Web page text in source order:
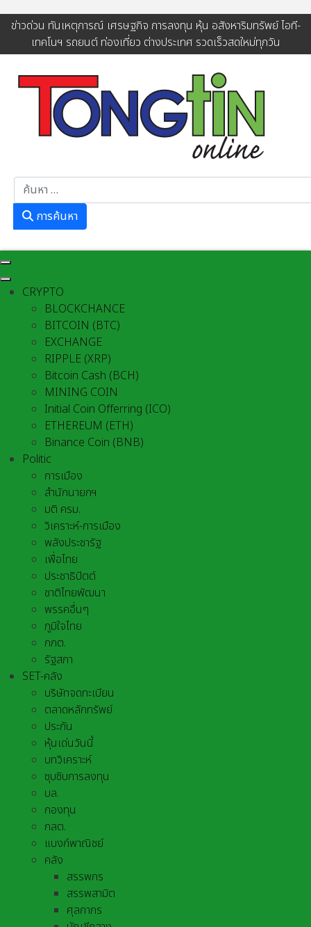
ข่าวด่วน ทันเหตุการณ์ เศรษฐกิจ การลงทุน หุ้น อสังหาริมทรัพย์ ไอที-
เทคโนฯ รถยนต์ ท่องเที่ยว ต่างประเทศ รวดเร็วสดใหม่ทุกวัน
การค้นหา
CRYPTO
BLOCKCHANCE
BITCOIN (BTC)
EXCHANGE
RIPPLE (XRP)
Bitcoin Cash (BCH)
MINING COIN
Initial Coin Offerring (ICO)
ETHEREUM (ETH)
Binance Coin (BNB)
Politic
การเมือง
สำนักนายกฯ
มติ ครม.
วิเคราะห์-การเมือง
พลังประชารัฐ
เพื่อไทย
ประชาธิปัตต์
ชาติไทยพัฒนา
พรรคอื่นๆ
ภูมิใจไทย
กกต.
รัฐสภา
SET-คลัง
บริษัทจดทะเบียน
ตลาดหลักทรัพย์
ประกัน
หุ้นเด่นวันนี้
บทวิเคราะห์
ซุบซิบการลงทุน
บล.
กองทุน
กลต.
แบงก์พาณิชย์
คลัง
สรรพกร
สรรพสามิต
ศุลกากร